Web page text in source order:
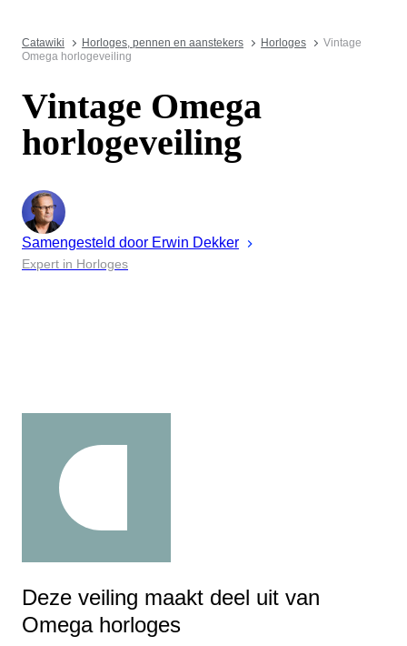
Catawiki Horloges, pennen en aanstekers Horloges
Vintage
Omega horlogeveiling
Vintage Omega
horlogeveiling
Samengesteld door Erwin Dekker
Expert in Horloges
Deze veiling maakt deel uit van
Omega horloges